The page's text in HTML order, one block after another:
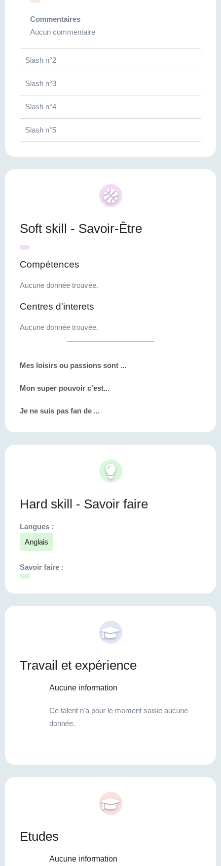
Commentaires
Aucun commentaire
Slash n°2
Slash n°3
Slash n°4
Slash n°5
Soft skill - Savoir-Être
Compétences
Aucune donnée trouvée.
Centres d'interets
Aucune donnée trouvée.
Mes loisirs ou passions sont ...
Mon super pouvoir c'est...
Je ne suis pas fan de ...
Hard skill - Savoir faire
Langues :
Anglais
Savoir faire :
Travail et expérience
Aucune information
Ce talent n'a pour le moment saisie aucune
donnée.
Etudes
Aucune information